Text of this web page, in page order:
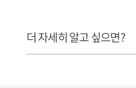
더 자세히 알고 싶으면?